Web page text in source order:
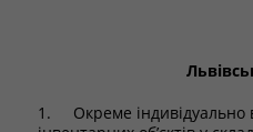
1. Окреме індивідуально